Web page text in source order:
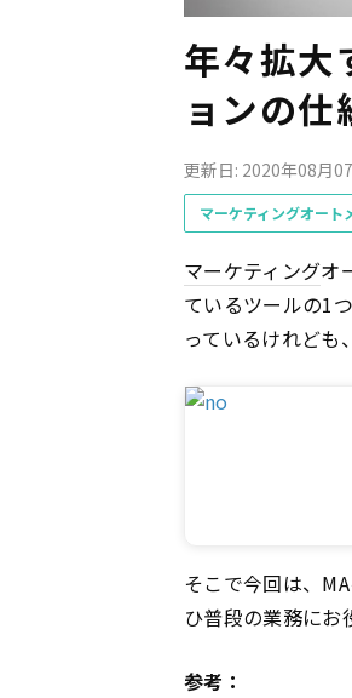
年々拡大
ョンの
更新日: 2020年08月
マーケティングオート
マーケティングオ
ているツールの1
っているけれど
そこで今回は、
ひ普段の業務にお
参考：